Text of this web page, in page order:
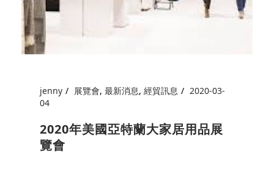
jenny 展覽會, 最新消息, 經貿訊息
2020-03-
04
2020年美國亞特蘭大家居用品展
覽會